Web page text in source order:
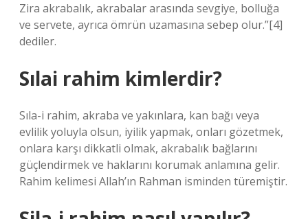
Zira akrabalık, akrabalar arasında sevgiye, bolluğa
ve servete, ayrıca ömrün uzamasına sebep olur.”[4]
dediler.
Sılai rahim kimlerdir?
Sıla-i rahim, akraba ve yakınlara, kan bağı veya
evlilik yoluyla olsun, iyilik yapmak, onları gözetmek,
onlara karşı dikkatli olmak, akrabalık bağlarını
güçlendirmek ve haklarını korumak anlamına gelir.
Rahim kelimesi Allah’ın Rahman isminden türemiştir.